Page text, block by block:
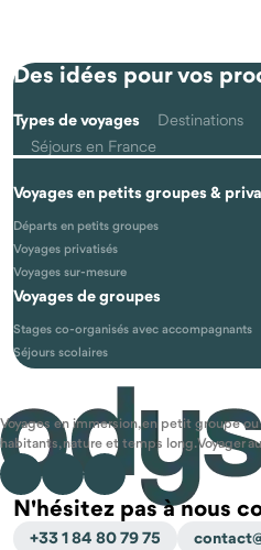
Des idées pour vos
Types de voyages Destinations
Séjours en France
Voyages en petits groupes &
Départs en petits groupes
Voyages privatisés
Voyages sur-mesure
Voyages de groupes
Stages co-organisés avec accompagnants
Séjours scolaires
Voyages en immersion, en petit groupe
habitants, nature et temps long. Voyager
N'hésitez pas à nous
+33 1 84 80 79 75